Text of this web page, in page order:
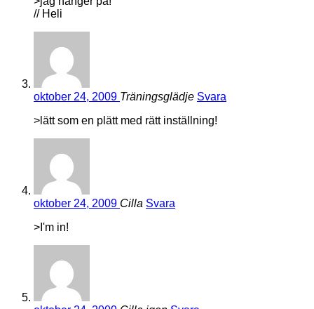
// Heli
oktober 24, 2009 Träningsglädje Svara
>lätt som en plätt med rätt inställning!
oktober 24, 2009 Cilla Svara
>I'm in!